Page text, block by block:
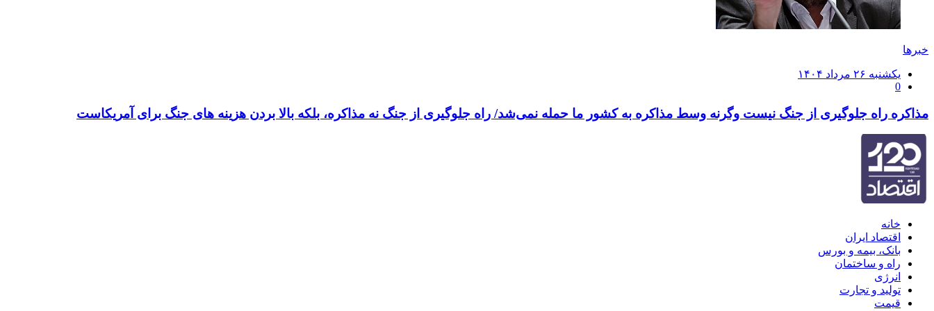
خبرها
ارسال
شده
یکشنبه ۲۶ مرداد ۱۴۰۴
0
مذاکره راه جلوگیری از جنگ نیست وگرنه وسط مذاکره به کشور ما حمله نمی‌شد/ راه جلوگیری از جنگ نه مذاکره، بلکه بالا بردن هزینه های جنگ برای آمریکاست
خانه
اقتصاد ایران
بانک، بیمه و بورس
راه و ساختمان
انرژی
تولید و تجارت
قیمت